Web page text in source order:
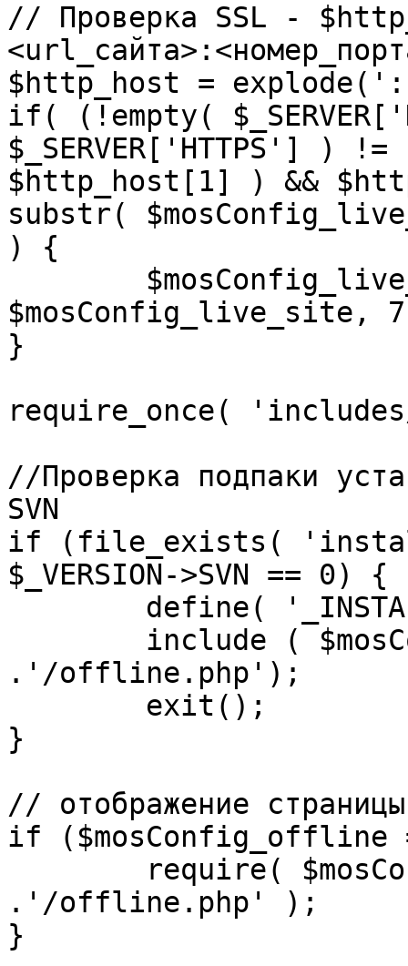
// Проверка SSL -
$http_host = explode(':',
if( (!empty(
$_SERVER['HTTPS']
$http_host[1] ) &&
substr(
) {
$mosConfig_live_site,
}
require_once(
//Проверка подпаки
SVN
if (file_exists(
$_VERSION->SVN == 0) {
.'/offline.php');
}
// отображение
if ($mosConfig_offline
.'/offline.php' );
}